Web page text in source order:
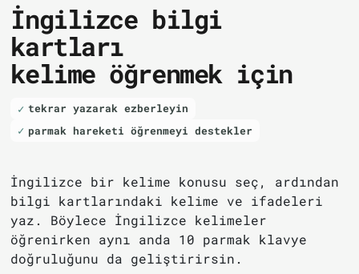
İngilizce bilgi
kartları
kelime öğrenmek için
tekrar yazarak ezberleyin
parmak hareketi öğrenmeyi destekler
İngilizce bir kelime konusu seç, ardından
bilgi kartlarındaki kelime ve ifadeleri
yaz. Böylece İngilizce kelimeler
öğrenirken aynı anda 10 parmak klavye
doğruluğunu da geliştirirsin.